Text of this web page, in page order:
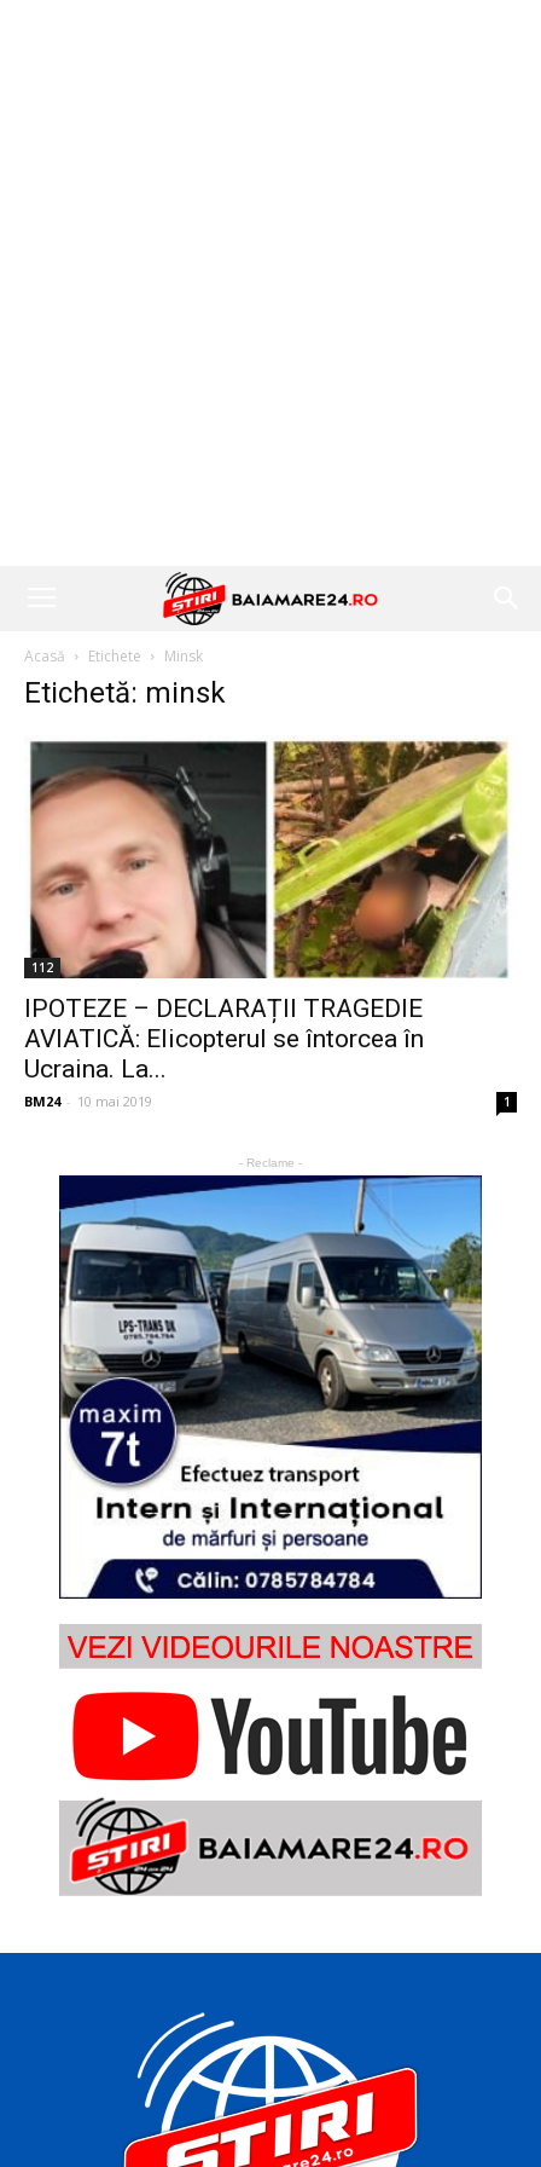
Acasă Etichete Minsk
Etichetă: minsk
112
IPOTEZE – DECLARAȚII TRAGEDIE
AVIATICĂ: Elicopterul se întorcea în
Ucraina. La...
BM24 - 10 mai 2019 1
- Reclame -